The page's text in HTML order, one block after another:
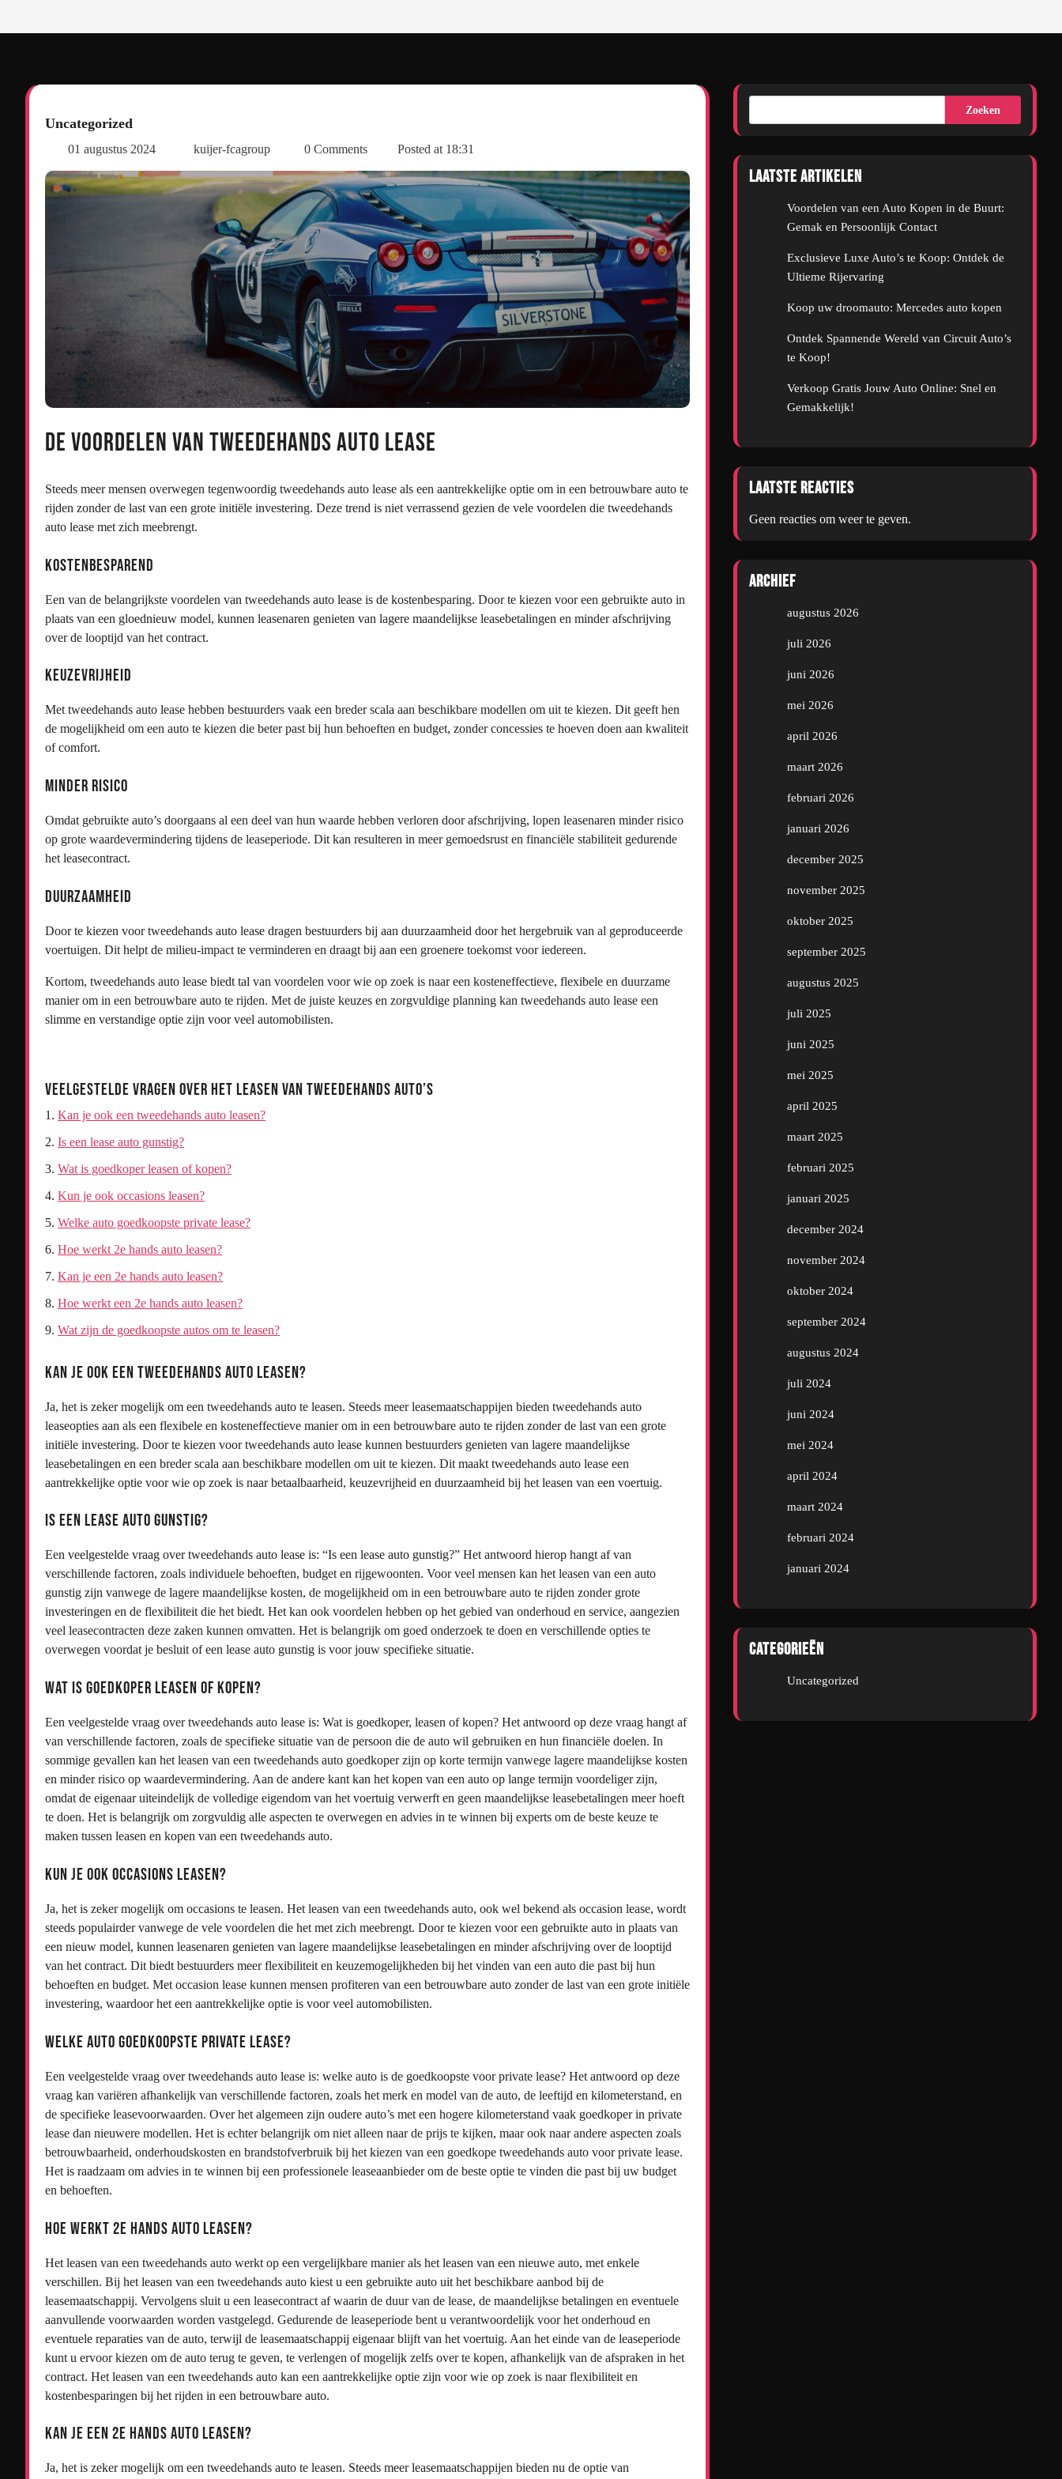
Uncategorized
01 augustus 2024 kuijer-fcagroup 0 Comments Posted at 18:31
De Voordelen van Tweedehands Auto Lease
Steeds meer mensen overwegen tegenwoordig tweedehands auto lease als een aantrekkelijke optie om in een betrouwbare auto te
rijden zonder de last van een grote initiële investering. Deze trend is niet verrassend gezien de vele voordelen die tweedehands
auto lease met zich meebrengt.
Kostenbesparend
Een van de belangrijkste voordelen van tweedehands auto lease is de kostenbesparing. Door te kiezen voor een gebruikte auto in
plaats van een gloednieuw model, kunnen leasenaren genieten van lagere maandelijkse leasebetalingen en minder afschrijving
over de looptijd van het contract.
Keuzevrijheid
Met tweedehands auto lease hebben bestuurders vaak een breder scala aan beschikbare modellen om uit te kiezen. Dit geeft hen
de mogelijkheid om een auto te kiezen die beter past bij hun behoeften en budget, zonder concessies te hoeven doen aan kwaliteit
of comfort.
Minder Risico
Omdat gebruikte auto’s doorgaans al een deel van hun waarde hebben verloren door afschrijving, lopen leasenaren minder risico
op grote waardevermindering tijdens de leaseperiode. Dit kan resulteren in meer gemoedsrust en financiële stabiliteit gedurende
het leasecontract.
Duurzaamheid
Door te kiezen voor tweedehands auto lease dragen bestuurders bij aan duurzaamheid door het hergebruik van al geproduceerde
voertuigen. Dit helpt de milieu-impact te verminderen en draagt bij aan een groenere toekomst voor iedereen.
Kortom, tweedehands auto lease biedt tal van voordelen voor wie op zoek is naar een kosteneffectieve, flexibele en duurzame
manier om in een betrouwbare auto te rijden. Met de juiste keuzes en zorgvuldige planning kan tweedehands auto lease een
slimme en verstandige optie zijn voor veel automobilisten.
Veelgestelde Vragen over het Leasen van Tweedehands Auto’s
Kan je ook een tweedehands auto leasen?
Is een lease auto gunstig?
Wat is goedkoper leasen of kopen?
Kun je ook occasions leasen?
Welke auto goedkoopste private lease?
Hoe werkt 2e hands auto leasen?
Kan je een 2e hands auto leasen?
Hoe werkt een 2e hands auto leasen?
Wat zijn de goedkoopste autos om te leasen?
Kan je ook een tweedehands auto leasen?
Ja, het is zeker mogelijk om een tweedehands auto te leasen. Steeds meer leasemaatschappijen bieden tweedehands auto
leaseopties aan als een flexibele en kosteneffectieve manier om in een betrouwbare auto te rijden zonder de last van een grote
initiële investering. Door te kiezen voor tweedehands auto lease kunnen bestuurders genieten van lagere maandelijkse
leasebetalingen en een breder scala aan beschikbare modellen om uit te kiezen. Dit maakt tweedehands auto lease een
aantrekkelijke optie voor wie op zoek is naar betaalbaarheid, keuzevrijheid en duurzaamheid bij het leasen van een voertuig.
Is een lease auto gunstig?
Een veelgestelde vraag over tweedehands auto lease is: “Is een lease auto gunstig?” Het antwoord hierop hangt af van
verschillende factoren, zoals individuele behoeften, budget en rijgewoonten. Voor veel mensen kan het leasen van een auto
gunstig zijn vanwege de lagere maandelijkse kosten, de mogelijkheid om in een betrouwbare auto te rijden zonder grote
investeringen en de flexibiliteit die het biedt. Het kan ook voordelen hebben op het gebied van onderhoud en service, aangezien
veel leasecontracten deze zaken kunnen omvatten. Het is belangrijk om goed onderzoek te doen en verschillende opties te
overwegen voordat je besluit of een lease auto gunstig is voor jouw specifieke situatie.
Wat is goedkoper leasen of kopen?
Een veelgestelde vraag over tweedehands auto lease is: Wat is goedkoper, leasen of kopen? Het antwoord op deze vraag hangt af
van verschillende factoren, zoals de specifieke situatie van de persoon die de auto wil gebruiken en hun financiële doelen. In
sommige gevallen kan het leasen van een tweedehands auto goedkoper zijn op korte termijn vanwege lagere maandelijkse kosten
en minder risico op waardevermindering. Aan de andere kant kan het kopen van een auto op lange termijn voordeliger zijn,
omdat de eigenaar uiteindelijk de volledige eigendom van het voertuig verwerft en geen maandelijkse leasebetalingen meer hoeft
te doen. Het is belangrijk om zorgvuldig alle aspecten te overwegen en advies in te winnen bij experts om de beste keuze te
maken tussen leasen en kopen van een tweedehands auto.
Kun je ook occasions leasen?
Ja, het is zeker mogelijk om occasions te leasen. Het leasen van een tweedehands auto, ook wel bekend als occasion lease, wordt
steeds populairder vanwege de vele voordelen die het met zich meebrengt. Door te kiezen voor een gebruikte auto in plaats van
een nieuw model, kunnen leasenaren genieten van lagere maandelijkse leasebetalingen en minder afschrijving over de looptijd
van het contract. Dit biedt bestuurders meer flexibiliteit en keuzemogelijkheden bij het vinden van een auto die past bij hun
behoeften en budget. Met occasion lease kunnen mensen profiteren van een betrouwbare auto zonder de last van een grote initiële
investering, waardoor het een aantrekkelijke optie is voor veel automobilisten.
Welke auto goedkoopste private lease?
Een veelgestelde vraag over tweedehands auto lease is: welke auto is de goedkoopste voor private lease? Het antwoord op deze
vraag kan variëren afhankelijk van verschillende factoren, zoals het merk en model van de auto, de leeftijd en kilometerstand, en
de specifieke leasevoorwaarden. Over het algemeen zijn oudere auto’s met een hogere kilometerstand vaak goedkoper in private
lease dan nieuwere modellen. Het is echter belangrijk om niet alleen naar de prijs te kijken, maar ook naar andere aspecten zoals
betrouwbaarheid, onderhoudskosten en brandstofverbruik bij het kiezen van een goedkope tweedehands auto voor private lease.
Het is raadzaam om advies in te winnen bij een professionele leaseaanbieder om de beste optie te vinden die past bij uw budget
en behoeften.
Hoe werkt 2e hands auto leasen?
Het leasen van een tweedehands auto werkt op een vergelijkbare manier als het leasen van een nieuwe auto, met enkele
verschillen. Bij het leasen van een tweedehands auto kiest u een gebruikte auto uit het beschikbare aanbod bij de
leasemaatschappij. Vervolgens sluit u een leasecontract af waarin de duur van de lease, de maandelijkse betalingen en eventuele
aanvullende voorwaarden worden vastgelegd. Gedurende de leaseperiode bent u verantwoordelijk voor het onderhoud en
eventuele reparaties van de auto, terwijl de leasemaatschappij eigenaar blijft van het voertuig. Aan het einde van de leaseperiode
kunt u ervoor kiezen om de auto terug te geven, te verlengen of mogelijk zelfs over te kopen, afhankelijk van de afspraken in het
contract. Het leasen van een tweedehands auto kan een aantrekkelijke optie zijn voor wie op zoek is naar flexibiliteit en
kostenbesparingen bij het rijden in een betrouwbare auto.
Kan je een 2e hands auto leasen?
Ja, het is zeker mogelijk om een tweedehands auto te leasen. Steeds meer leasemaatschappijen bieden nu de optie van
Zoeken
Laatste artikelen
Voordelen van een Auto Kopen in de Buurt:
Gemak en Persoonlijk Contact
Exclusieve Luxe Auto’s te Koop: Ontdek de
Ultieme Rijervaring
Koop uw droomauto: Mercedes auto kopen
Ontdek Spannende Wereld van Circuit Auto’s
te Koop!
Verkoop Gratis Jouw Auto Online: Snel en
Gemakkelijk!
Laatste reacties
Geen reacties om weer te geven.
Archief
augustus 2026
juli 2026
juni 2026
mei 2026
april 2026
maart 2026
februari 2026
januari 2026
december 2025
november 2025
oktober 2025
september 2025
augustus 2025
juli 2025
juni 2025
mei 2025
april 2025
maart 2025
februari 2025
januari 2025
december 2024
november 2024
oktober 2024
september 2024
augustus 2024
juli 2024
juni 2024
mei 2024
april 2024
maart 2024
februari 2024
januari 2024
Categorieën
Uncategorized